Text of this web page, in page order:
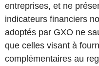
entreprises, et ne
indicateurs financiers
adoptés par GXO ne
que celles visant à
complémentaires au